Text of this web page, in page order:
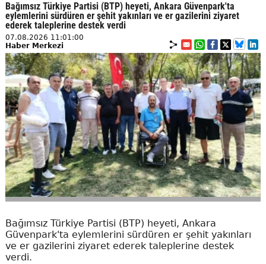
Bağımsız Türkiye Partisi (BTP) heyeti, Ankara Güvenpark'ta
eylemlerini sürdüren er şehit yakınları ve er gazilerini ziyaret
ederek taleplerine destek verdi
07.08.2026 11:01:00
Haber Merkezi
Bağımsız Türkiye Partisi (BTP) heyeti, Ankara
Güvenpark'ta eylemlerini sürdüren er şehit yakınları
ve er gazilerini ziyaret ederek taleplerine destek
verdi.